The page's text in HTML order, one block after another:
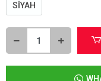
SİYAH